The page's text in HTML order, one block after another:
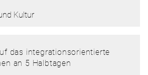
Kultur
das integrationsorientierte
an 5 Halbtagen